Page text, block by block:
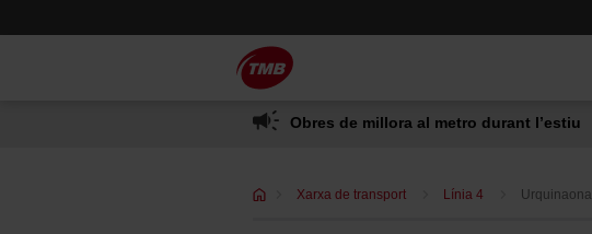
al
contingut
Obres de millora al metro durant l’estiu
Xarxa de transport Línia 4 Urquinaona